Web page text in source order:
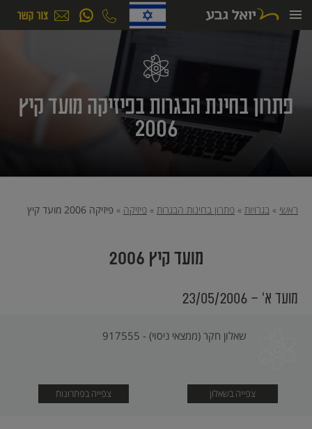
לתוכן
פתרון בחינת הבגרות בפיזיקה מועד קיץ
2006
ראשי » בגרויות » פתרון בחינות הבגרות » פיזיקה » פיזיקה 2006 מועד קיץ
מועד קיץ 2006
מועד א׳ - 23/05/2006
שאלון חקר (ממצאי ניסוי) - 917555
צפייה בשאלון צפייה בפתרונות